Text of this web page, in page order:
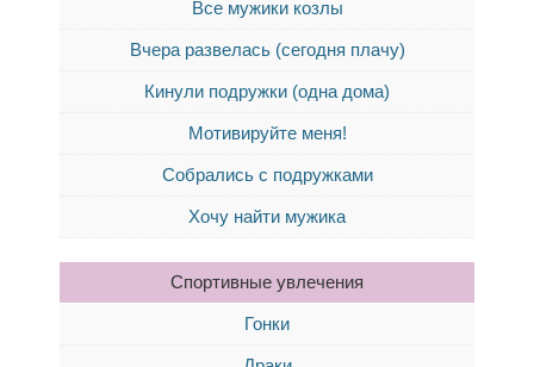
Все мужики козлы
Вчера развелась (сегодня плачу)
Кинули подружки (одна дома)
Мотивируйте меня!
Собрались с подружками
Хочу найти мужика
Спортивные увлечения
Гонки